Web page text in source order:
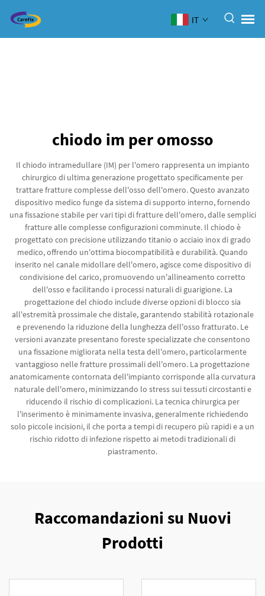
IT
chiodo im per omosso
Il chiodo intramedullare (IM) per l'omero rappresenta un impianto
chirurgico di ultima generazione progettato specificamente per
trattare fratture complesse dell'osso dell'omero. Questo avanzato
dispositivo medico funge da sistema di supporto interno, fornendo
una fissazione stabile per vari tipi di fratture dell'omero, dalle semplici
fratture alle complesse configurazioni comminute. Il chiodo è
progettato con precisione utilizzando titanio o acciaio inox di grado
medico, offrendo un'ottima biocompatibilità e durabilità. Quando
inserito nel canale midollare dell'omero, agisce come dispositivo di
condivisione del carico, promuovendo un'allineamento corretto
dell'osso e facilitando i processi naturali di guarigione. La
progettazione del chiodo include diverse opzioni di blocco sia
all'estremità prossimale che distale, garantendo stabilità rotazionale
e prevenendo la riduzione della lunghezza dell'osso fratturato. Le
versioni avanzate presentano foreste specializzate che consentono
una fissazione migliorata nella testa dell'omero, particolarmente
vantaggioso nelle fratture prossimali dell'omero. La progettazione
anatomicamente contornata dell'impianto corrisponde alla curvatura
naturale dell'omero, minimizzando lo stress sui tessuti circostanti e
riducendo il rischio di complicazioni. La tecnica chirurgica per
l'inserimento è minimamente invasiva, generalmente richiedendo
solo piccole incisioni, il che porta a tempi di recupero più rapidi e a un
rischio ridotto di infezione rispetto ai metodi tradizionali di
piastramento.
Raccomandazioni su Nuovi
Prodotti